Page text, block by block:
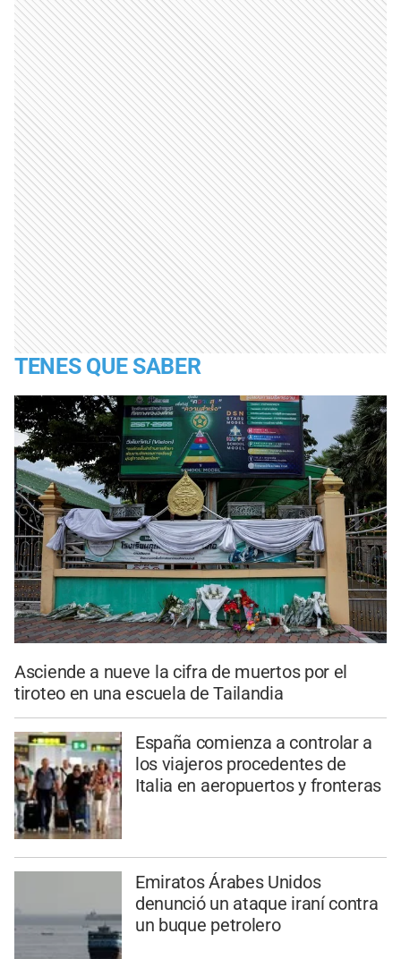
TENES QUE SABER
Asciende a nueve la cifra de muertos por el
tiroteo en una escuela de Tailandia
España comienza a controlar a
los viajeros procedentes de
Italia en aeropuertos y fronteras
Emiratos Árabes Unidos
denunció un ataque iraní contra
un buque petrolero